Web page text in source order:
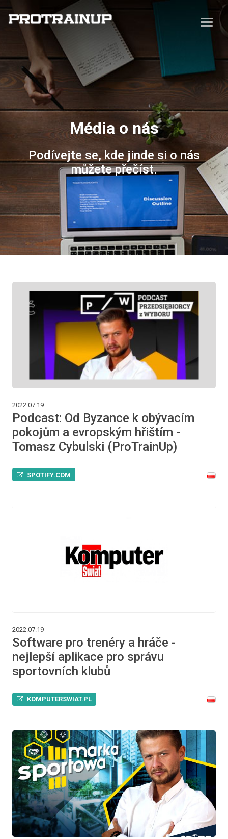
Média o nás
Podívejte se, kde jinde si o nás
můžete přečíst.
2022.07.19
Podcast: Od Byzance k obývacím
pokojům a evropským hřištím -
Tomasz Cybulski (ProTrainUp)
SPOTIFY.COM
2022.07.19
Software pro trenéry a hráče -
nejlepší aplikace pro správu
sportovních klubů
KOMPUTERSWIAT.PL